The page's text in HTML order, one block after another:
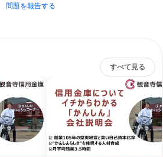
問題を報告する
すべて見る